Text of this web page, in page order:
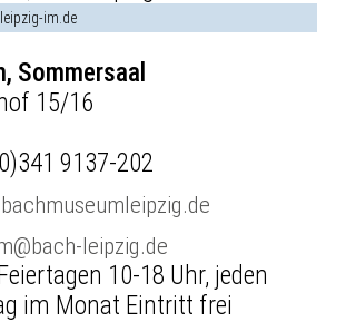
im.de
Sommersaal
15/16
9137-202
leipzig.de
10-18 Uhr, jeden
im Monat Eintritt frei